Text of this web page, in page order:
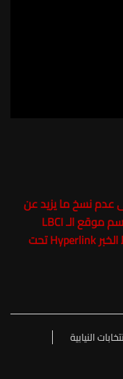
عدم نسخ ما يزيد عن
20 في المئة من مضمون الخبر مع ذكر اسم موقع الـ LBCI
Lebanon News الالكتروني وارفاقه برابط الخبر Hyperlink تحت
النيابية